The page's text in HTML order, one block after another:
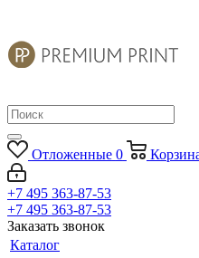
Отложенные 0
+7 495 363-87-53
+7 495 363-87-53
Заказать звонок
Каталог